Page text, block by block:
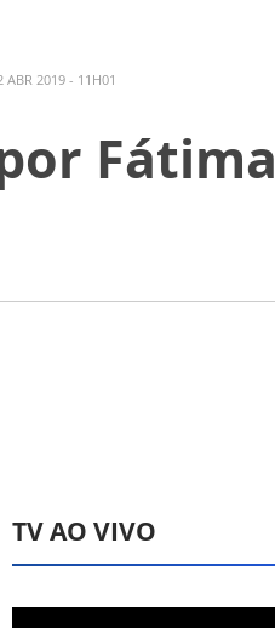
ABR 2019 - 11H01
Fátima
TV AO VIVO